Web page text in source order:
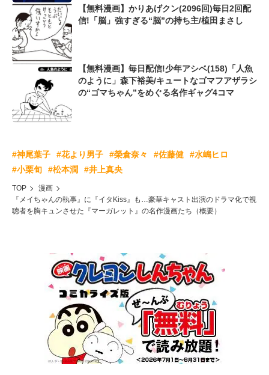
【無料漫画】かりあげクン(2096回)毎日2回配
信!「脳」強すぎる“脳”の持ち主/植田まさし
【無料漫画】毎日配信!少年アシベ(158)「人魚
のように」森下裕美/キュートなゴマフアザラシ
の“ゴマちゃん”をめぐる名作ギャグ4コマ
#神尾葉子 #花より男子 #榮倉奈々 #佐藤健
#水嶋ヒロ
#小栗旬
#松本潤 #井上真央
TOP
漫画
『メイちゃんの執事』に『イタKiss』も…豪華キャスト出演のドラマ化で視
聴者を胸キュンさせた『マーガレット』の名作漫画たち（概要）